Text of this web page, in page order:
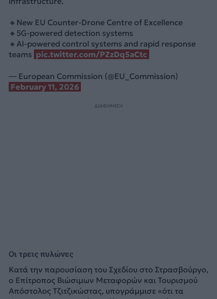
🔸New EU Counter-Drone Centre of Excellence
🔸5G-powered detection systems
🔸AI-powered control systems and rapid response
teams pic.twitter.com/PZzDq5aCtc
— European Commission (@EU_Commission)
February 11, 2026
ΔΙΑΦΗΜΙΣΗ
Οι τρεις πυλώνες
Κατά την παρουσίαση του Σχεδίου στο Στρασβούργο,
ο Επίτροπος Βιώσιμων Μεταφορών και Τουρισμού
Απόστολος Τζιτζικώστας, υπογράμμισε «ότι τα